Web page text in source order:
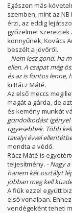
Egészen más
szemben, mint az
érzi, az eddig
győzelmet
könnyűnek, Kovács
beszélt a jövőről.
- Nem lesz gond, ha
ellen. A csapat még
és az is fontos lenne,
ki Rácz Máté.
Az első meccs
magát a gárda, de
és kemény munkát
gondolkodást igényel
ügyesebbek. Több
tavalyi évvel
mondta a védő.
Rácz Máté is
teljesítmény. - Nagy
hanem két osztályt
jobban meg kell
A fiúk ezzel együtt
első vonalban.
vendégeként teheti